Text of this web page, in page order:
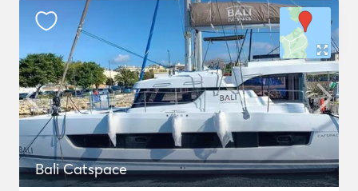
Bali Catspace